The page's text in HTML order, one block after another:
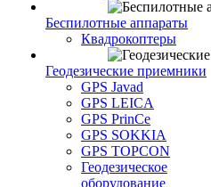
Беспилотные аппараты
Квадрокоптеры
Геодезические приемники
GPS Javad
GPS LEICA
GPS PrinCe
GPS SOKKIA
GPS TOPCON
Геодезическое
оборудование